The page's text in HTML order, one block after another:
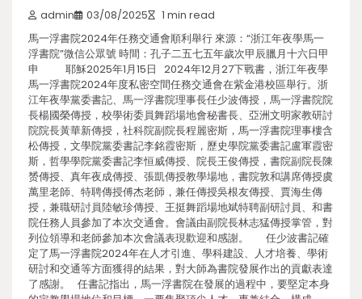
admin 03/08/2025 1 min read
馬一浮書院2024年任務交通會順利舉行 來源：“浙江年夜學馬一
浮書院”微信公眾號 時間：孔子二五七五年歲次甲辰臘月十六日甲
申 耶穌2025年1月15日 2024年12月27下戰書，浙江年夜學
馬一浮書院2024年度私密空間任務交通會在紫金港校區舉行。浙
江年夜學黨委書記、馬一浮書院理事長任少波傳授，馬一浮書院院
長楊國榮傳授，校學術委員舞蹈場地會秘書長、亞洲文明家教研討
院院長黃華新傳授，社科院副院長程麗密斯，馬一浮書院理事樓含
松傳授，文學院黨委書記李銘霞密斯，歷史學院黨委書記盧軍霞密
斯，哲學學院黨委書記李恒威傳授、院長王俊傳授，書院副院長陳
赟傳授、真年夜成傳授、張凱傳授教學場地，書院敦和講席傳授虞
萬里老師、特聘傳授傅杰老師，兼任傳授吳根友傳授、賈海生傳
授，兼職研討員陸敏珍傳授、王挺舞蹈場地斌特聘副研討員、和書
院任務人員參加了本次交通會。會議由副院長林志猛傳授掌管，對
列位領導和老師參加本次會議表現歡迎和感謝。 任少波書記確
定了馬一浮書院2024年在人才引進、學科建設、人才培養、學術
研討和交通等方面獲得的結果，對大師為書院發展作出的貢獻表達
了感謝。 任書記指出，馬一浮書院在發展的過程中，要堅定本身